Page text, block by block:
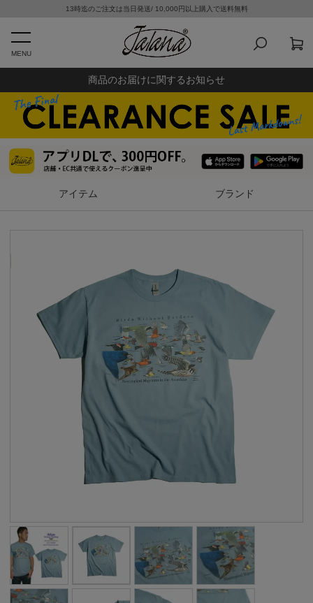
13時迄のご注文は当日発送/ 10,000円以上購入で送料無料
MENU
商品のお届けに関するお知らせ
アイテム ブランド